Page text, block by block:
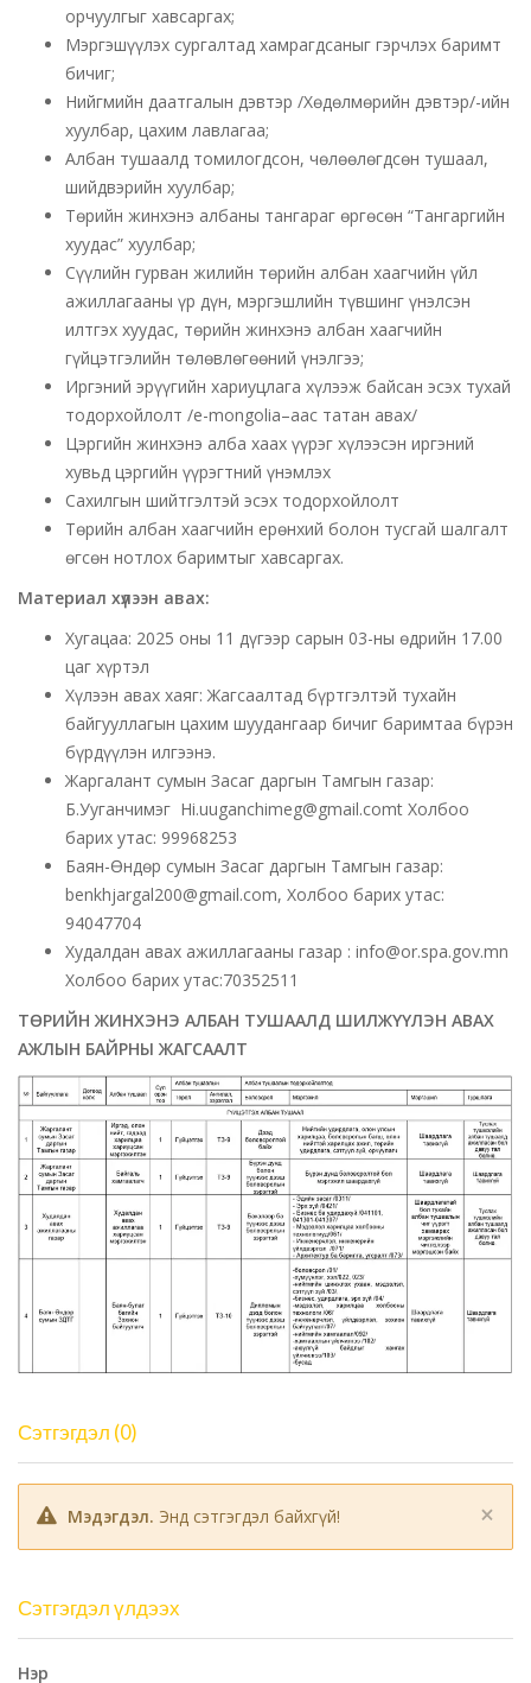
орчуулгыг хавсаргах;
Мэргэшүүлэх сургалтад хамрагдсаныг гэрчлэх баримт
бичиг;
Нийгмийн даатгалын дэвтэр /Хөдөлмөрийн дэвтэр/-ийн
хуулбар, цахим лавлагаа;
Албан тушаалд томилогдсон, чөлөөлөгдсөн тушаал,
шийдвэрийн хуулбар;
Төрийн жинхэнэ албаны тангараг өргөсөн “Тангаргийн
хуудас” хуулбар;
Сүүлийн гурван жилийн төрийн албан хаагчийн үйл
ажиллагааны үр дүн, мэргэшлийн түвшинг үнэлсэн
илтгэх хуудас, төрийн жинхэнэ албан хаагчийн
гүйцэтгэлийн төлөвлөгөөний үнэлгээ;
Иргэний эрүүгийн хариуцлага хүлээж байсан эсэх тухай
тодорхойлолт /e-mongolia–аас татан авах/
Цэргийн жинхэнэ алба хаах үүрэг хүлээсэн иргэний
хувьд цэргийн үүрэгтний үнэмлэх
Сахилгын шийтгэлтэй эсэх тодорхойлолт
Төрийн албан хаагчийн ерөнхий болон тусгай шалгалт
өгсөн нотлох баримтыг хавсаргах.
Материал хүлээн авах:
Хугацаа: 2025 оны 11 дүгээр сарын 03-ны өдрийн 17.00
цаг хүртэл
Хүлээн авах хаяг: Жагсаалтад бүртгэлтэй тухайн
байгууллагын цахим шуудангаар бичиг баримтаа бүрэн
бүрдүүлэн илгээнэ.
Жаргалант сумын Засаг даргын Тамгын газар:
Б.Ууганчимэг Hi.uuganchimeg@gmail.comt Холбоо
барих утас: 99968253
Баян-Өндөр сумын Засаг даргын Тамгын газар:
benkhjargal200@gmail.com, Холбоо барих утас:
94047704
Худалдан авах ажиллагааны газар : info@or.spa.gov.mn
Холбоо барих утас:70352511
ТӨРИЙН ЖИНХЭНЭ АЛБАН ТУШААЛД ШИЛЖҮҮЛЭН АВАХ
АЖЛЫН БАЙРНЫ ЖАГСААЛТ
Сэтгэгдэл (0)
×
Мэдэгдэл. Энд сэтгэгдэл байхгүй!
Сэтгэгдэл үлдээх
Нэр